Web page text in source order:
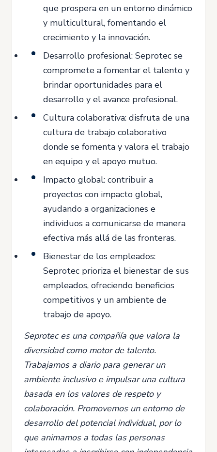
que prospera en un entorno dinámico
y multicultural, fomentando el
crecimiento y la innovación.
Desarrollo profesional: Seprotec se
compromete a fomentar el talento y
brindar oportunidades para el
desarrollo y el avance profesional.
Cultura colaborativa: disfruta de una
cultura de trabajo colaborativo
donde se fomenta y valora el trabajo
en equipo y el apoyo mutuo.
Impacto global: contribuir a
proyectos con impacto global,
ayudando a organizaciones e
individuos a comunicarse de manera
efectiva más allá de las fronteras.
Bienestar de los empleados:
Seprotec prioriza el bienestar de sus
empleados, ofreciendo beneficios
competitivos y un ambiente de
trabajo de apoyo.
Seprotec es una compañía que valora la
diversidad como motor de talento.
Trabajamos a diario para generar un
ambiente inclusivo e impulsar una cultura
basada en los valores de respeto y
colaboración. Promovemos un entorno de
desarrollo del potencial individual, por lo
que animamos a todas las personas